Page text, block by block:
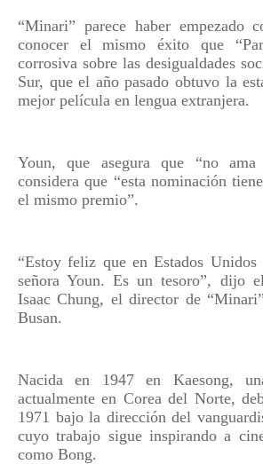
“Minari” parece haber empezado
conocer el mismo éxito que
corrosiva sobre las desigualdades
Sur, que el año pasado obtuvo la
mejor película en lengua extranjera.
Youn, que asegura que “no ama
considera que “esta nominación
el mismo premio”.
“Estoy feliz que en Estados Unidos
señora Youn. Es un tesoro”, dijo
Isaac Chung, el director de
Busan.
Nacida en 1947 en Kaesong,
actualmente en Corea del Norte,
1971 bajo la dirección del
cuyo trabajo sigue inspirando a
como Bong.